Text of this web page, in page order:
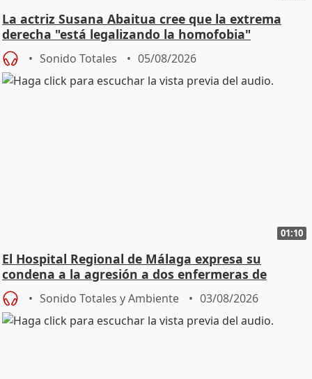
La actriz Susana Abaitua cree que la extrema
derecha "está legalizando la homofobia"
Sonido Totales 05/08/2026
01:10
El Hospital Regional de Málaga expresa su
condena a la agresión a dos enfermeras de
Urgencias
Sonido Totales y Ambiente 03/08/2026